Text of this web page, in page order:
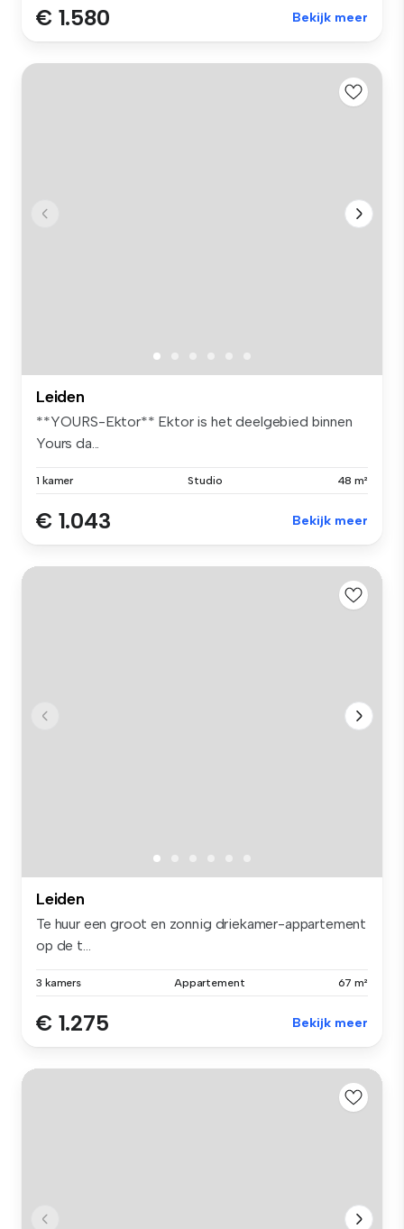
€ 1.580 Bekijk meer
Leiden
**YOURS-Ektor** Ektor is het deelgebied binnen
Yours da...
1 kamer Studio 48 m²
€ 1.043 Bekijk meer
Leiden
Te huur een groot en zonnig driekamer-appartement
op de t...
3 kamers Appartement 67 m²
€ 1.275 Bekijk meer